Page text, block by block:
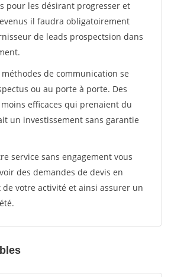
pour les désirant progresser et
il faudra obligatoirement
de leads prospectsion dans
de communication se
ou au porte à porte. Des
efficaces qui prenaient du
un investissement sans garantie
service sans engagement vous
des demandes de devis en
votre activité et ainsi assurer un